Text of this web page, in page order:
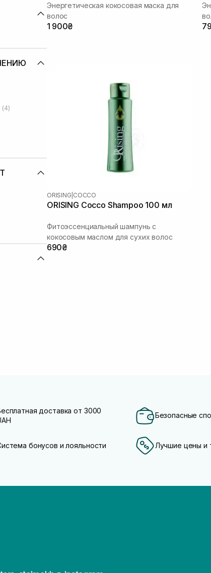
(4)
Энергетическая кокосовая маска для
волос
1 900₴
ORISING COCCO
ORISING Cocco Shampoo 100 мл
Фитоэссенциальный шампунь с
кокосовым маслом для сухих волос
690₴
доставка от 3000
Безопасные
бонусов и лояльности Лучшие цены и